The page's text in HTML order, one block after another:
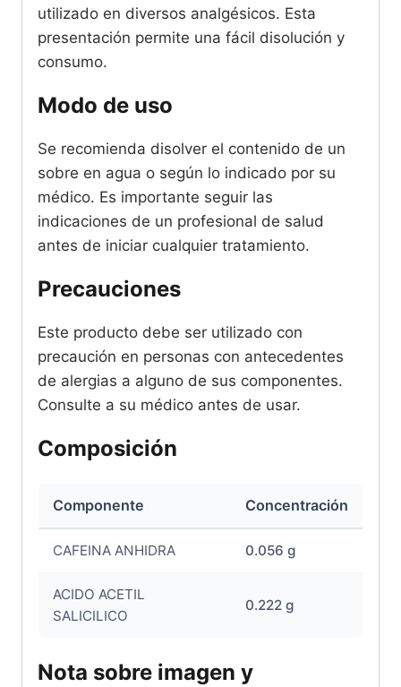
utilizado en diversos analgésicos. Esta
presentación permite una fácil disolución y
consumo.
Modo de uso
Se recomienda disolver el contenido de un
sobre en agua o según lo indicado por su
médico. Es importante seguir las
indicaciones de un profesional de salud
antes de iniciar cualquier tratamiento.
Precauciones
Este producto debe ser utilizado con
precaución en personas con antecedentes
de alergias a alguno de sus componentes.
Consulte a su médico antes de usar.
Composición
Componente Concentración
CAFEINA ANHIDRA 0.056 g
ACIDO ACETIL
SALICILICO
0.222 g
Nota sobre imagen y